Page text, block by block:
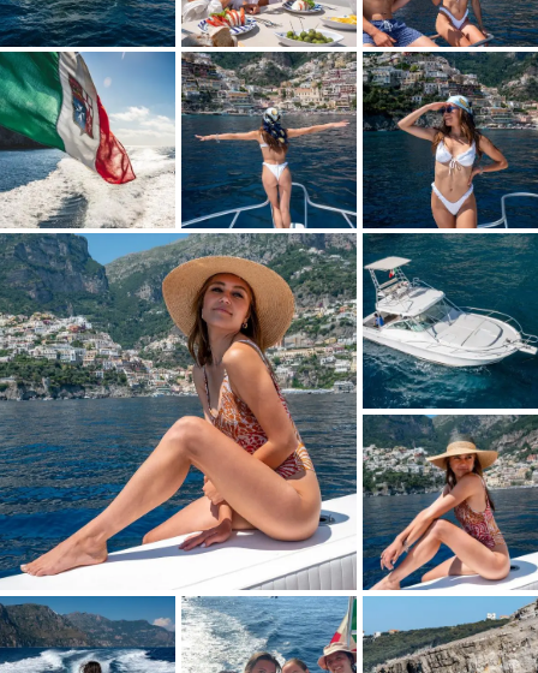
Numero di passeggeri *
Data del tour *
Orario di ritiro *
Maggiori dettagli
Codice di sicurezza *
Accetto lapolitica sulla privacye acconsento al
trattamento dei miei dati
*